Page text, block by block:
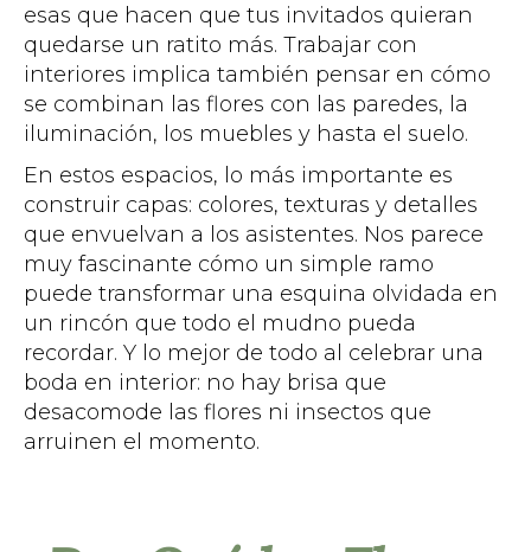
esas que hacen que tus invitados quieran
quedarse un ratito más. Trabajar con
interiores implica también pensar en cómo
se combinan las flores con las paredes, la
iluminación, los muebles y hasta el suelo.
En estos espacios, lo más importante es
construir capas: colores, texturas y detalles
que envuelvan a los asistentes. Nos parece
muy fascinante cómo un simple ramo
puede transformar una esquina olvidada en
un rincón que todo el mudno pueda
recordar. Y lo mejor de todo al celebrar una
boda en interior: no hay brisa que
desacomode las flores ni insectos que
arruinen el momento.